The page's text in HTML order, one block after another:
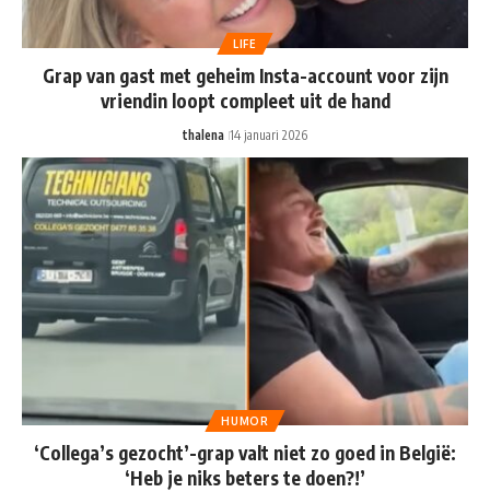
LIFE
Grap van gast met geheim Insta-account voor zijn
vriendin loopt compleet uit de hand
thalena 14 januari 2026
HUMOR
‘Collega’s gezocht’-grap valt niet zo goed in België:
‘Heb je niks beters te doen?!’